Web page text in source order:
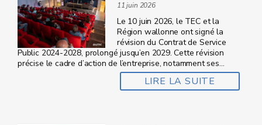
11 juin 2026
Le 10 juin 2026, le TEC et la
Région wallonne ont signé la
révision du Contrat de Service
Public 2024‑2028, prolongé jusqu’en 2029. Cette révision
précise le cadre d’action de l’entreprise, notamment ses...
LIRE LA SUITE